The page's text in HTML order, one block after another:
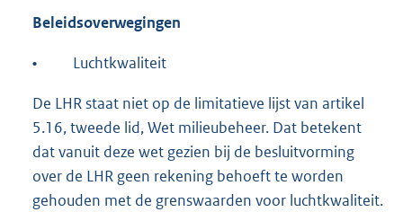
Beleidsoverwegingen
• Luchtkwaliteit
De LHR staat niet op de limitatieve lijst van artikel
5.16, tweede lid, Wet milieubeheer. Dat betekent
dat vanuit deze wet gezien bij de besluitvorming
over de LHR geen rekening behoeft te worden
gehouden met de grenswaarden voor luchtkwaliteit.